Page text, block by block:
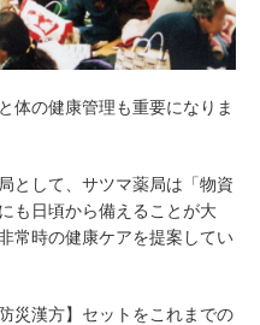
体の健康管理も重要になりま
として、サツマ薬局は「物資
も日頃から備えることが大
常時の健康ケアを提案してい
災漢方】セットをこれまでの